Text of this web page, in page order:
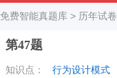
免费智能真题库 > 历年试卷
第47题
知识点：
行为设计模式